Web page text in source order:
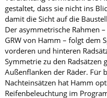
gestaltet, dass sie nicht ins
damit die Sicht auf die
Der asymmetrische Rahmen
GRW von Hamm – folgt dem
vorderen und hinteren
Symmetrie zu den Radsätzen
Außenflanken der Räder. Für
Nachteinsätzen hat Hamm
Reifenbeleuchtung im